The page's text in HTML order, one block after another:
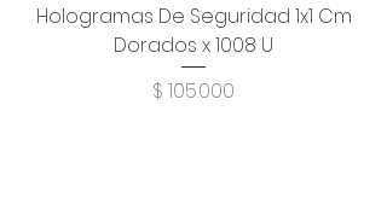
Hologramas De Seguridad 1x1 Cm
Dorados x 1008 U
Precio
$ 105.000